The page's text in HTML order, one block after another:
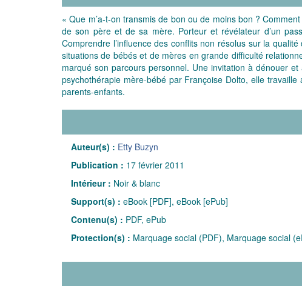
« Que m’a-t-on transmis de bon ou de moins bon ?
de son père et de sa mère. Porteur et révélateur d’un
Comprendre l’influence des conflits non résolus sur la
situations de bébés et de mères en grande difficulté
marqué son parcours personnel. Une invitation à dénouer
psychothérapie mère-bébé par Françoise Dolto, elle
parents-enfants.
Auteur(s) : Etty Buzyn
Publication : 17 février 2011
Intérieur : Noir & blanc
Support(s) : eBook [PDF], eBook [ePub]
Contenu(s) : PDF, ePub
Protection(s) : Marquage social (PDF), Marquage social